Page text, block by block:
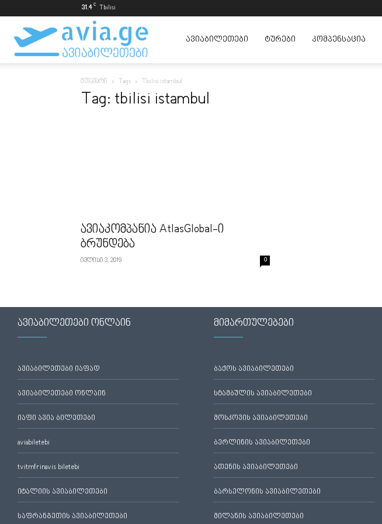
31.4 C Tbilisi
ავიაბილეთები
ყველაზე
ᲐᲕᲘᲐᲑᲘᲚᲔᲗᲔᲑᲘ ᲢᲣᲠᲔᲑᲘ ᲙᲝᲛᲞᲔᲜᲡᲐᲪᲘᲐ
მთავარი Tags Tbilisi istambul
Tag: tbilisi istambul
ავიაკომპანია AtlasGlobal-ი
ბრუნდება
ივლისი 3, 2019 0
ავიაბილეთები ონლაინ
ავიაბილეთები იაფად
ავიაბილეთები ონლაინ
იაფი ავია ბილეთები
aviabiletebi
tvitmfrinavis biletebi
იტალიის ავიაბილეთები
საფრანგეთის ავიაბილეთები
მიმართულებები
ბაქოს ავიაბილეთები
სტამბულის ავიაბილეთები
მოსკოვის ავიაბილეთები
ბერლინის ავიაბილეთები
ათენის ავიაბილეთები
ბარსელონის ავიაბილეთები
მილანის ავიაბილეთები